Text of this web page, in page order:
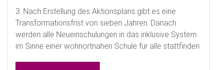
3. Nach Erstellung des Aktionsplans gibt es eine
Transformationsfrist von sieben Jahren. Danach
werden alle Neueinschulungen in das inklusive System
im Sinne einer wohnortnahen Schule für alle stattfinden